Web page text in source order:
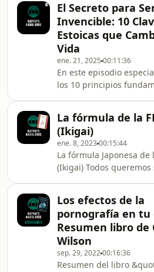
aprendidos durante esos
moldean quién eres hoy
importante, cómo
reprogramar tu
transformar tu vida. Te
pasos prácticos y
romper patrones
desarrollar una
vivir la vida
El Secreto para
Invencible: 10
Estoicas que
Vida
ene. 21, 2025 00:11:36
En este episodio
los 10 principios
Descubre cómo aplicar
lecciones en tus
desarrollo personal y tu
enfrentar los desafíos
la aceptación de lo que
controlar hasta la
en el presente, cada
acompañada de e
La fórmula de la
(Ikigai)
ene. 8, 202300:15:44
La fórmula Japonesa de
(Ikigai) Todos queremos
concentrarnos en ganar
¿Deberíamos
lo que nos apasiona?
renunciar a todas
posesiones materiales y
monjes en la montaña?
Los efectos de la
pornografía en tu
Resumen libro de
Wilson
sep. 29, 202200:16:36
Resumen del libro